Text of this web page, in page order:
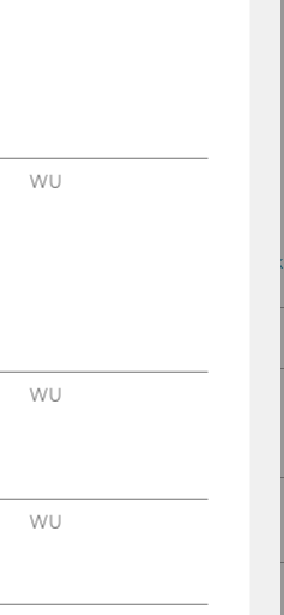
Beschäftigung
Die Schwarzenbergbank
Virtuelle Ausstellung -
Gerhard Senft
WU
WU
WU